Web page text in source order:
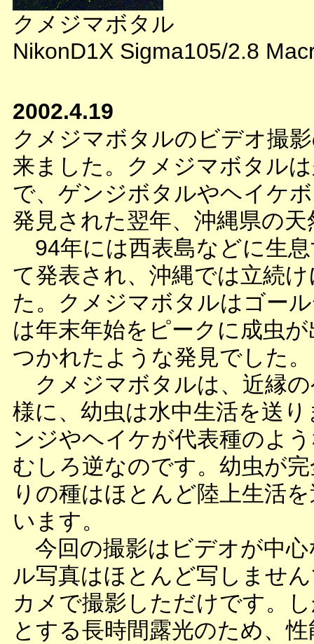
クメジマボタル
NikonD1X Sigma105/2.8
2002.4.19
クメジマボタルのビデオ撮
来ました。クメジマボタル
で、ゲンジボタルやヘイケ
発見された翌年、沖縄県の
94年には西表島などに生
て発表され、沖縄では立続
た。クメジマボタルはゴー
は年末年始をピークに成虫
つかれたような発見でした。
クメジマボタルは、近縁
様に、幼虫は水中生活を送
ンジやヘイケが代表種のよ
むしろ逆なのです。幼虫が
りの種はほとんど陸上生活
います。
今回の撮影はビデオが中
ル写真はほとんど写しませ
カメで撮影しただけです。
とする長時間露光のため、